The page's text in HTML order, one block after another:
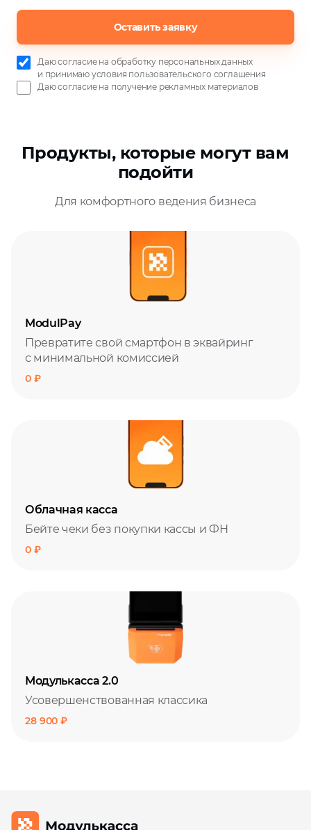
Оставить заявку
Даю согласие на обработку персональных данных
и принимаю условия пользовательского соглашения
Даю согласие на получение рекламных материалов
Продукты, которые могут вам
подойти
Для комфортного ведения бизнеса
ModulPay
Превратите свой смартфон в эквайринг
с минимальной комиссией
0 ₽
Облачная касса
Бейте чеки без покупки кассы и ФН
0 ₽
Модулькасса 2.0
Усовершенствованная классика
28 900 ₽